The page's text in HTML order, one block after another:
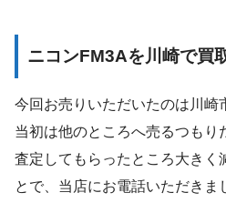
ニコンFM3Aを川崎で買
今回お売りいただいたのは川崎
当初は他のところへ売るつもり
査定してもらったところ大きく
とで、当店にお電話いただきま